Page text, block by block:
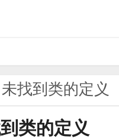
找到类的定义
类的定义